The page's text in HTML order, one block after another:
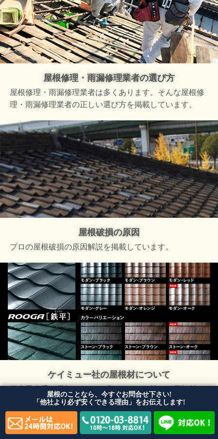
屋根修理・雨漏修理業者の選び方
屋根修理・雨漏修理業者は多くあります。そんな屋根修
理・雨漏修理業者の正しい選び方を掲載しています。
屋根破損の原因
プロの屋根破損の原因解説を掲載しています。
ケイミュー社の屋根材について
日本最大手の屋根メーカー「ケイミュー社」の屋根材に
ついて掲載しております。
屋根のことなら、今すぐお問合せ下さい!
「他社より必ず安くできる理由」をお伝えします!